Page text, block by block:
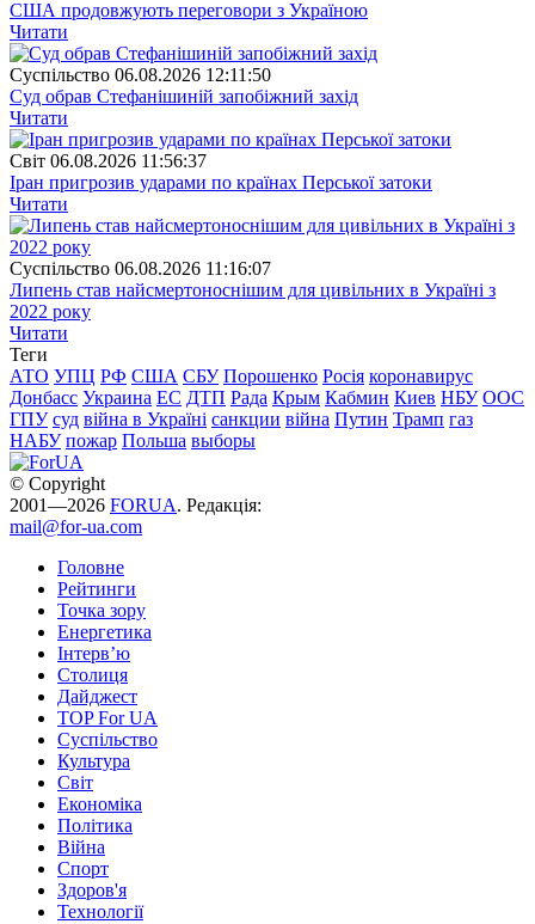
США продовжують переговори з Україною
Читати
Суспiльство 06.08.2026 12:11:50
Суд обрав Стефанішиній запобіжний захід
Читати
Свiт 06.08.2026 11:56:37
Іран пригрозив ударами по країнах Перської затоки
Читати
Суспiльство 06.08.2026 11:16:07
Липень став найсмертоноснішим для цивільних в Україні з
2022 року
Читати
Теги
АТО УПЦ РФ США СБУ Порошенко Росія коронавирус
Донбасс Украина ЕС ДТП Рада Крым Кабмин Киев НБУ ООС
ГПУ суд війна в Україні санкции війна Путин Трамп газ
НАБУ пожар Польша выборы
© Copyright
2001—2026 FORUA. Редакція:
mail@for-ua.com
Головне
Рейтинги
Точка зору
Енергетика
Інтерв’ю
Столиця
Дайджест
TOP For UA
Суспiльство
Культура
Світ
Економіка
Політика
Війна
Спорт
Здоров'я
Технології